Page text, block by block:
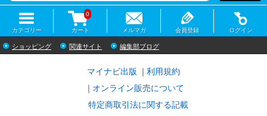
カテゴリー カート
0
メルマガ 会員登録 ログイン
ショッピング 関連サイト 編集部ブログ
マイナビ出版
利用規約
オンライン販売について
特定商取引法に関する記載